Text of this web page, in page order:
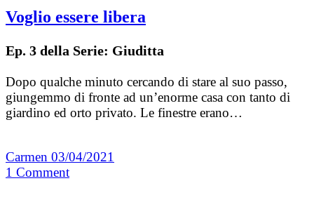
Voglio essere libera
Ep. 3 della Serie: Giuditta
Dopo qualche minuto cercando di stare al suo passo,
giungemmo di fronte ad un’enorme casa con tanto di
giardino ed orto privato. Le finestre erano…
Carmen 03/04/2021
1 Comment